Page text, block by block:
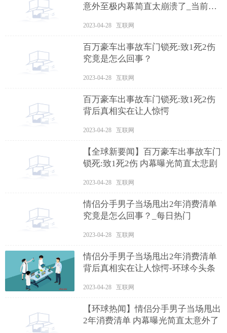
意外至极内幕简直太崩溃了_当前资
2023-04-28 互联网
百万豪车出事故车门锁死:致1死2伤
究竟是怎么回事？
2023-04-28 互联网
百万豪车出事故车门锁死:致1死2伤
背后真相实在让人惊愕
2023-04-28 互联网
【全球新要闻】百万豪车出事故车门
锁死:致1死2伤 内幕曝光简直太悲剧
2023-04-28 互联网
情侣分手男子当场甩出2年消费清单
究竟是怎么回事？_每日热门
2023-04-28 互联网
情侣分手男子当场甩出2年消费清单
背后真相实在让人惊愕-环球今头条
2023-04-28 互联网
【环球热闻】情侣分手男子当场甩出
2年消费清单 内幕曝光简直太意外了